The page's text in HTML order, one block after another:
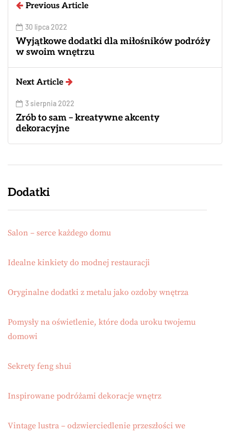
Previous Article
30 lipca 2022
Wyjątkowe dodatki dla miłośników podróży
w swoim wnętrzu
Next Article
3 sierpnia 2022
Zrób to sam – kreatywne akcenty
dekoracyjne
Dodatki
Salon – serce każdego domu
Idealne kinkiety do modnej restauracji
Oryginalne dodatki z metalu jako ozdoby wnętrza
Pomysły na oświetlenie, które doda uroku twojemu
domowi
Sekrety feng shui
Inspirowane podróżami dekoracje wnętrz
Vintage lustra – odzwierciedlenie przeszłości we